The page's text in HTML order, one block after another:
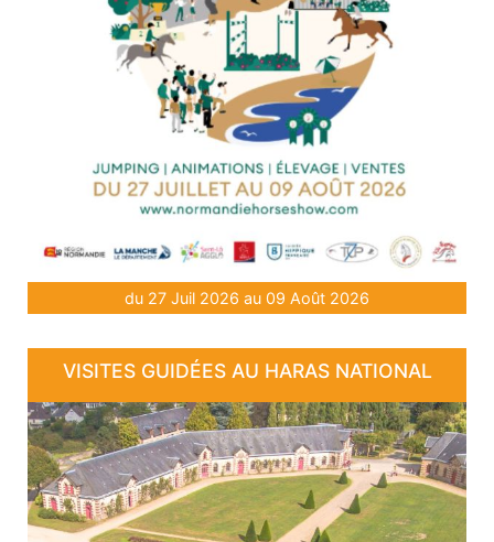
du 27 Juil 2026 au 09 Août 2026
VISITES GUIDÉES AU HARAS NATIONAL